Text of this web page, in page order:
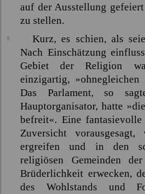
auf der Ausstellung
zu stellen.
8
Kurz, es schien, als
Nach Einschätzung
Gebiet der Religion
einzigartig,
Das Parlament, so
Hauptorganisator, hatte
befreit«. Eine
Zuversicht
ergreifen und in den
religiösen Gemeinden
Brüderlichkeit erwecken,
des Wohlstands und